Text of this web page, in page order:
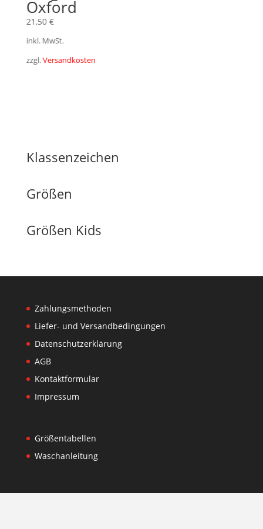
Oxford
21,50 €
inkl. MwSt.
zzgl.Versandkosten
Klassenzeichen
Größen
Größen Kids
Zahlungsmethoden
Liefer- und Versandbedingungen
Datenschutzerklärung
AGB
Kontaktformular
Impressum
Größentabellen
Waschanleitung